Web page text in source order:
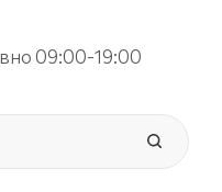
09:00-19:00